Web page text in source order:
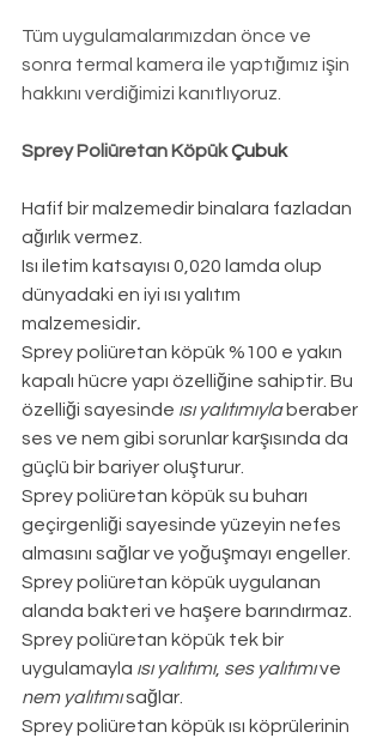
Tüm uygulamalarımızdan önce ve
sonra termal kamera ile yaptığımız işin
hakkını verdiğimizi kanıtlıyoruz.
Sprey Poliüretan Köpük Çubuk
Hafif bir malzemedir binalara fazladan
ağırlık vermez.
Isı iletim katsayısı 0,020 lamda olup
dünyadaki en iyi ısı yalıtım
malzemesidir.
Sprey poliüretan köpük %100 e yakın
kapalı hücre yapı özelliğine sahiptir. Bu
özelliği sayesinde ısı yalıtımıyla beraber
ses ve nem gibi sorunlar karşısında da
güçlü bir bariyer oluşturur.
Sprey poliüretan köpük su buharı
geçirgenliği sayesinde yüzeyin nefes
almasını sağlar ve yoğuşmayı engeller.
Sprey poliüretan köpük uygulanan
alanda bakteri ve haşere barındırmaz.
Sprey poliüretan köpük tek bir
uygulamayla ısı yalıtımı, ses yalıtımı ve
nem yalıtımı sağlar.
Sprey poliüretan köpük ısı köprülerinin